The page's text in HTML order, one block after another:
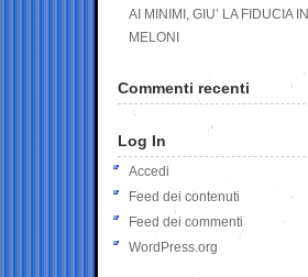
AI MINIMI, GIU’ LA FIDUCIA IN
MELONI
Commenti recenti
Log In
Accedi
Feed dei contenuti
Feed dei commenti
WordPress.org